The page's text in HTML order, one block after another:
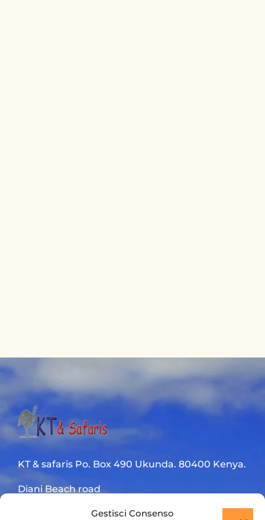
Gestisci Consenso
KT & safaris Po. Box 490 Ukunda. 80400 Kenya.
Diani Beach road
+254 720 831 201